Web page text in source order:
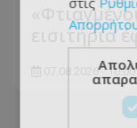
εισιτήρια
07.08.2026 - 10:00